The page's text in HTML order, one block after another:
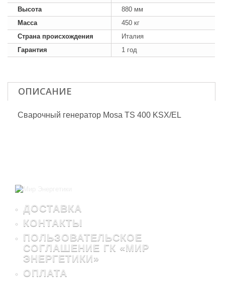
Высота
880 мм
Масса
450 кг
Страна происхождения
Италия
Гарантия
1 год
ОПИСАНИЕ
Сварочный генератор Mosa TS 400 KSX/EL
ДОСТАВКА
КОНТАКТЫ
ПОЛЬЗОВАТЕЛЬСКОЕ
СОГЛАШЕНИЕ ГК «МИР
ЭНЕРГЕТИКИ»
ОПЛАТА